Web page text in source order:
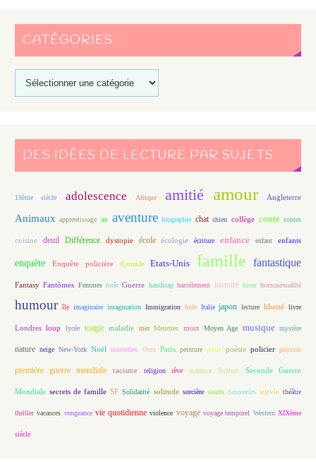
CATÉGORIES
DES IDÉES DE LECTURE PAR SUJETS
19ème siècle adolescence Afrique amitié amour Angleterre
Animaux apprentissage art aventure biographie chat chien collège conte contes
cuisine deuil Différence dystopie école écologie écriture enfance enfant enfants
enquête Enquête policière Entraide Etats-Unis famille fantastique
Fantasy Fantômes Femmes forêt Guerre handicap harcèlement histoire hiver homosexualité
humour île imaginaire imagination Immigration Inde Italie japon lecture liberté livre
Londres loup lycée magie maladie mer Meurtres mort Moyen Age musique mystère
nature neige New-York Noël nouvelles Ours Paris peinture peur poésie policier pouvoir
première guerre mondiale racisme religion rêve science fiction Seconde Guerre
Mondiale secrets de famille SF Solidarité solitude sorcière souris Souvenirs survie théâtre
thriller vacances vengeance vie quotidienne violence voyage voyage temporel Western XIXème
siècle